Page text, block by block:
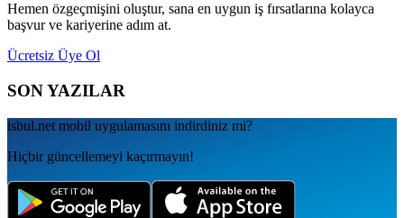
Hemen özgeçmişini oluştur, sana en uygun iş fırsatlarına kolayca
başvur ve kariyerine adım at.
Ücretsiz Üye Ol
SON YAZILAR
isbul.net mobil uygulamаsını indirdiniz mi?
Hiçbir güncellemeyi kaçırmayın!